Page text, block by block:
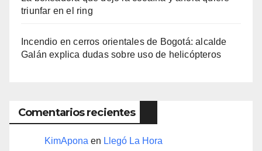
triunfar en el ring​
Incendio en cerros orientales de Bogotá: alcalde
Galán explica dudas sobre uso de helicópteros
Comentarios recientes
KimApona en Llegó La Hora